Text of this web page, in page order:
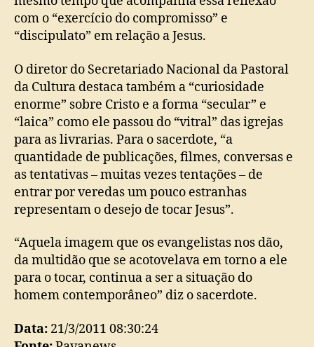
com o “exercício do compromisso” e
“discipulato” em relação a Jesus.
O diretor do Secretariado Nacional da Pastoral
da Cultura destaca também a “curiosidade
enorme” sobre Cristo e a forma “secular” e
“laica” como ele passou do “vitral” das igrejas
para as livrarias. Para o sacerdote, “a
quantidade de publicações, filmes, conversas e
as tentativas – muitas vezes tentações – de
entrar por veredas um pouco estranhas
representam o desejo de tocar Jesus”.
“Aquela imagem que os evangelistas nos dão,
da multidão que se acotovelava em torno a ele
para o tocar, continua a ser a situação do
homem contemporâneo” diz o sacerdote.
Data: 21/3/2011 08:30:24